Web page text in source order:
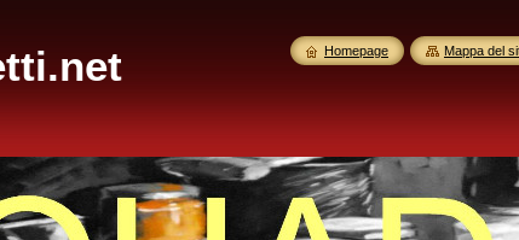
Homepage Mappa del